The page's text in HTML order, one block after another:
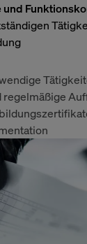
regelmäßige